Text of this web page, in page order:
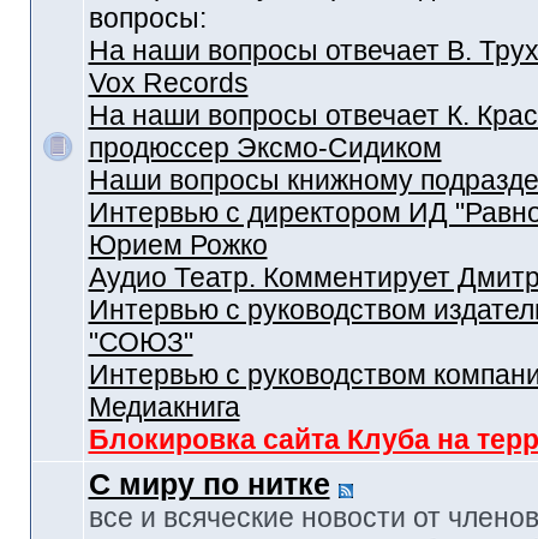
вопросы:
На наши вопросы отвечает В.
Vox Records
На наши вопросы отвечает К.
продюссер Эксмо-Сидиком
Наши вопросы книжному
Интервью с директором ИД
Юрием Рожко
Аудио Театр. Комментирует
Интервью с руководством
"СОЮЗ"
Интервью с руководством
Медиакнига
Блокировка сайта Клуба на
С миру по нитке
все и всяческие новости от